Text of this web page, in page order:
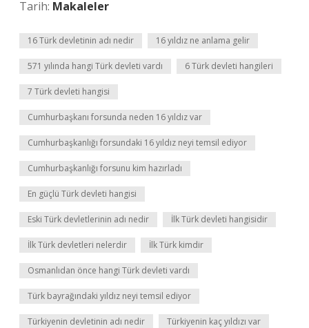
Tarih: Makaleler
16 Türk devletinin adı nedir 16 yıldız ne anlama gelir
571 yılında hangi Türk devleti vardı 6 Türk devleti hangileri
7 Türk devleti hangisi
Cumhurbaşkanı forsunda neden 16 yıldız var
Cumhurbaşkanlığı forsundaki 16 yıldız neyi temsil ediyor
Cumhurbaşkanlığı forsunu kim hazırladı
En güçlü Türk devleti hangisi
Eski Türk devletlerinin adı nedir İlk Türk devleti hangisidir
İlk Türk devletleri nelerdir İlk Türk kimdir
Osmanlıdan önce hangi Türk devleti vardı
Türk bayrağındaki yıldız neyi temsil ediyor
Türkiyenin devletinin adı nedir Türkiyenin kaç yıldızı var